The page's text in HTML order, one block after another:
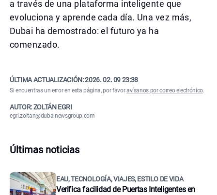
a través de una plataforma inteligente que
evoluciona y aprende cada día. Una vez más,
Dubai ha demostrado: el futuro ya ha
comenzado.
ÚLTIMA ACTUALIZACIÓN:2026. 02. 09 23:38
Si encuentras un error en esta página, por favoravísanos por correo electrónico.
AUTOR: ZOLTÁN EGRI
egri.zoltan@dubainewsgroup.com
Últimas noticias
EAU, TECNOLOGÍA, VIAJES, ESTILO DE VIDA
Verifica facilidad de Puertas Inteligentes en